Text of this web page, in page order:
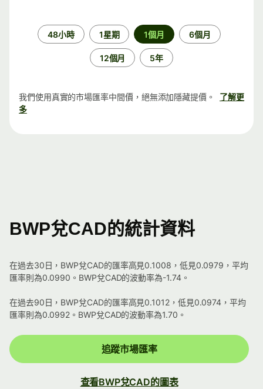
48小時 1星期 1個月 6個月
12個月 5年
我們使用真實的市場匯率中間價，絕無添加隱藏提價。
了解更
多
BWP兌CAD的統計資料
在過去30日，BWP兌CAD的匯率高見0.1008，低見0.0979，平均
匯率則為0.0990。BWP兌CAD的波動率為-1.74。
在過去90日，BWP兌CAD的匯率高見0.1012，低見0.0974，平均
匯率則為0.0992。BWP兌CAD的波動率為1.70。
追蹤市場匯率
查看BWP兌CAD的圖表